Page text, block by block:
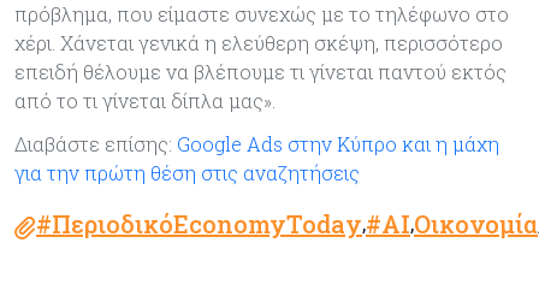
πρόβλημα, που είμαστε συνεχώς με το τηλέφωνο στο
χέρι. Χάνεται γενικά η ελεύθερη σκέψη, περισσότερο
επειδή θέλουμε να βλέπουμε τι γίνεται παντού εκτός
από το τι γίνεται δίπλα μας».
Διαβάστε επίσης: Google Ads στην Κύπρο και η μάχη
για την πρώτη θέση στις αναζητήσεις
#ΠεριοδικόEconomyToday,#AI,Οικονομία